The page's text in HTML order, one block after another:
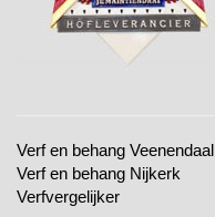
Verf en behang Veenendaal
Verf en behang Nijkerk
Verfvergelijker